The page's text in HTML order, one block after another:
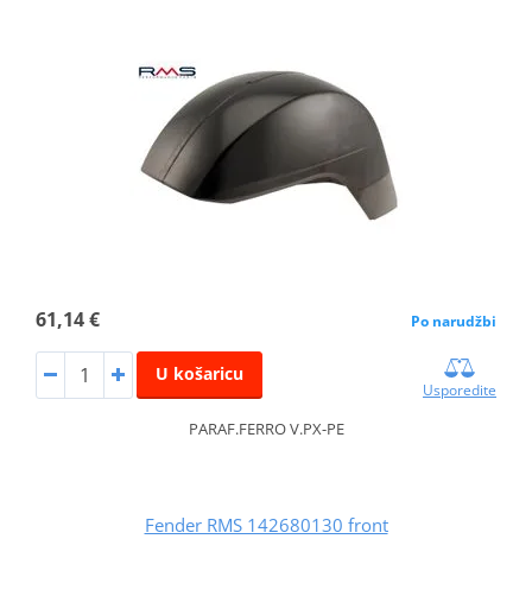
61,14 € Po narudžbi
U košaricu
Usporedite
PARAF.FERRO V.PX-PE
Fender RMS 142680130 front